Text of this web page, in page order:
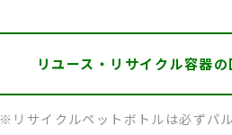
リユース・リサイクル容器の
※リサイクルペットボトルは必ずパ